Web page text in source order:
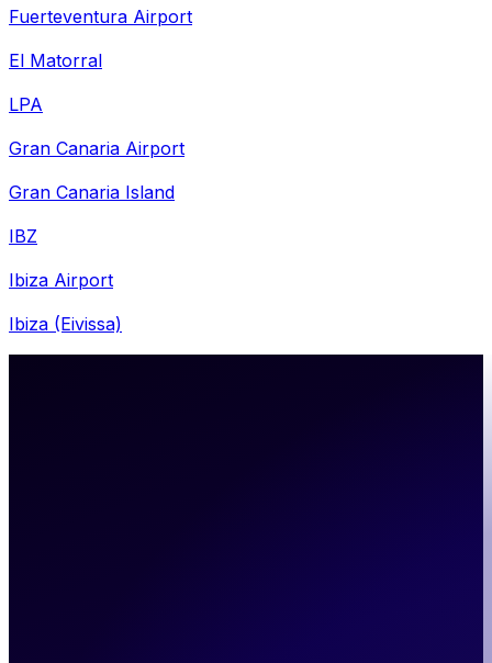
Fuerteventura Airport
El Matorral
LPA
Gran Canaria Airport
Gran Canaria Island
IBZ
Ibiza Airport
Ibiza (Eivissa)